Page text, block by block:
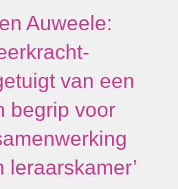
Auweele:
van een
begrip voor
leraarskamer’